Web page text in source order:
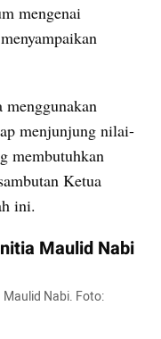
mengenai
menggunakan
menjunjung nilai-
membutuhkan
Ketua
ini.
Maulid Nabi
Nabi. Foto: